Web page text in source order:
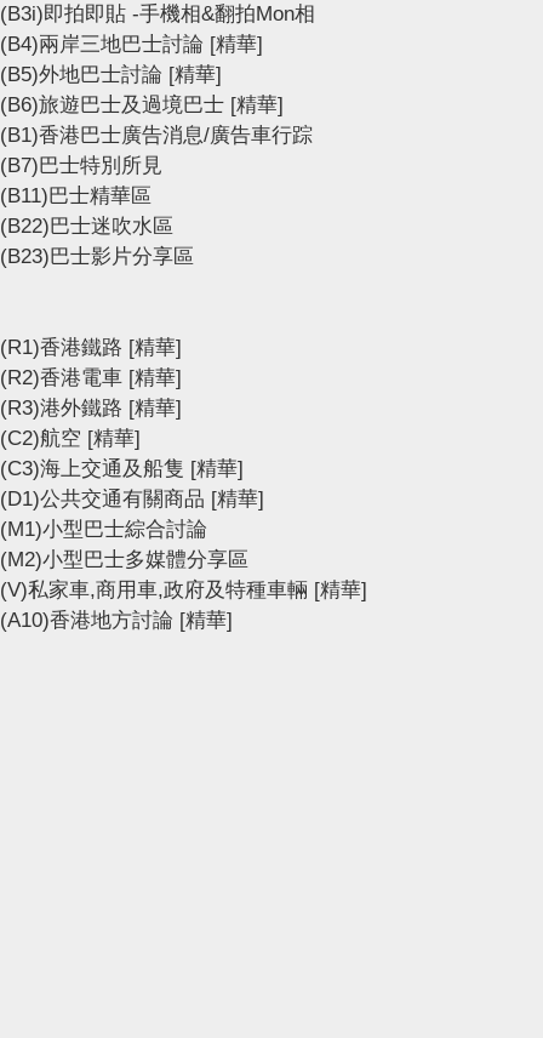
(B3i)即拍即貼 -手機相&翻拍Mon相
(B4)兩岸三地巴士討論 [精華]
(B5)外地巴士討論 [精華]
(B6)旅遊巴士及過境巴士 [精華]
(B1)香港巴士廣告消息/廣告車行踪
(B7)巴士特別所見
(B11)巴士精華區
(B22)巴士迷吹水區
(B23)巴士影片分享區
(R1)香港鐵路 [精華]
(R2)香港電車 [精華]
(R3)港外鐵路 [精華]
(C2)航空 [精華]
(C3)海上交通及船隻 [精華]
(D1)公共交通有關商品 [精華]
(M1)小型巴士綜合討論
(M2)小型巴士多媒體分享區
(V)私家車,商用車,政府及特種車輛 [精華]
(A10)香港地方討論 [精華]